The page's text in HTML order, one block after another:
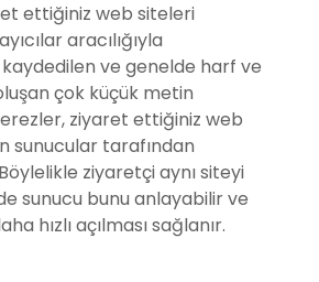
ettiğiniz web siteleri
aracılığıyla
kaydedilen ve genelde harf ve
çok küçük metin
ziyaret ettiğiniz web
sunucular tarafından
ziyaretçi aynı siteyi
sunucu bunu anlayabilir ve
hızlı açılması sağlanır.